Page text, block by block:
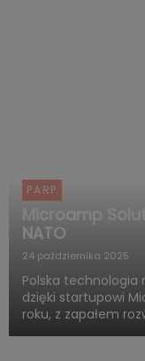
PARP
Microamp
NATO
24 października 2025
Polska technologia
dzięki startupowi
roku, z zapałem